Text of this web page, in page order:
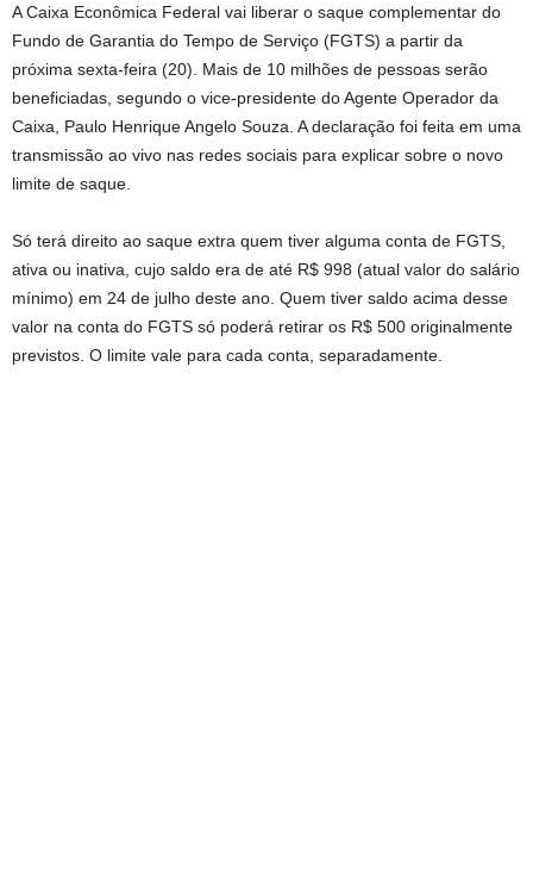
A Caixa Econômica Federal vai liberar o saque complementar do
Fundo de Garantia do Tempo de Serviço (FGTS) a partir da
próxima sexta-feira (20). Mais de 10 milhões de pessoas serão
beneficiadas, segundo o vice-presidente do Agente Operador da
Caixa, Paulo Henrique Angelo Souza. A declaração foi feita em uma
transmissão ao vivo nas redes sociais para explicar sobre o novo
limite de saque.
Só terá direito ao saque extra quem tiver alguma conta de FGTS,
ativa ou inativa, cujo saldo era de até R$ 998 (atual valor do salário
mínimo) em 24 de julho deste ano. Quem tiver saldo acima desse
valor na conta do FGTS só poderá retirar os R$ 500 originalmente
previstos. O limite vale para cada conta, separadamente.